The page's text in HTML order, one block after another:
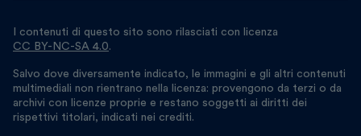
I contenuti di questo sito sono rilasciati con licenza
CC BY-NC-SA 4.0.
Salvo dove diversamente indicato, le immagini e gli altri contenuti
multimediali non rientrano nella licenza: provengono da terzi o da
archivi con licenze proprie e restano soggetti ai diritti dei
rispettivi titolari, indicati nei crediti.